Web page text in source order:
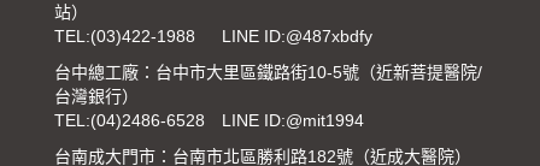
站）
TEL:(03)422-1988
LINE ID:@487xbdfy
台中總工廠：台中市大里區鐵路街10-5號（近新菩提醫院/
台灣銀行）
TEL:(04)2486-6528
LINE ID:@mit1994
台南成大門市：台南市北區勝利路182號（近成大醫院）